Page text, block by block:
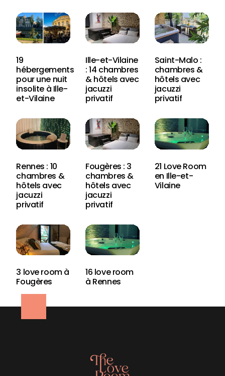
19
hébergements
pour une nuit
insolite à Ille-
et-Vilaine
Ille-et-Vilaine
: 14 chambres
& hôtels avec
jacuzzi
privatif
Saint-Malo :
chambres &
hôtels avec
jacuzzi
privatif
Rennes : 10
chambres &
hôtels avec
jacuzzi
privatif
Fougères : 3
chambres &
hôtels avec
jacuzzi
privatif
21 Love Room
en Ille-et-
Vilaine
3 love room à
Fougères
16 love room
à Rennes